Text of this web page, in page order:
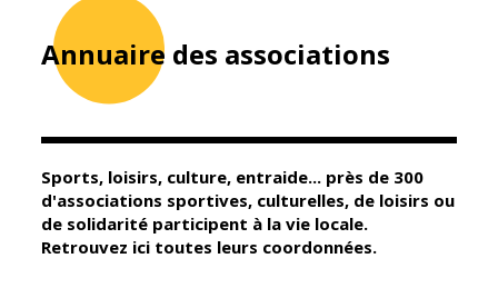
Contacts
Mairie
Élus
Enfance et
éducation
Guichet unique
Annuaire des associations
Sports, loisirs, culture, entraide... près de 300
d'associations sportives, culturelles, de loisirs ou
de solidarité participent à la vie locale.
Retrouvez ici toutes leurs coordonnées.